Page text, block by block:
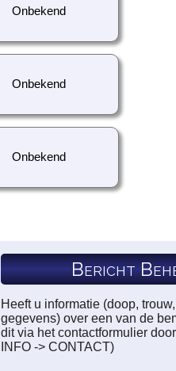
Onbekend
Onbekend
Onbekend
Bericht
Heeft u informatie (doop,
gegevens) over een van de
dit via het contactformulier
INFO -> CONTACT)